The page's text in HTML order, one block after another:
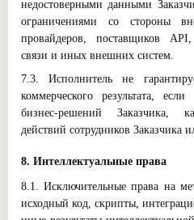
недостоверными данными
ограничениями со стороны
провайдеров, поставщиков API,
связи и иных внешних систем.
7.3. Исполнитель не
коммерческого результата,
бизнес-решений Заказчика,
действий сотрудников Заказчика
8. Интеллектуальные права
8.1. Исключительные права на
исходный код, скрипты,